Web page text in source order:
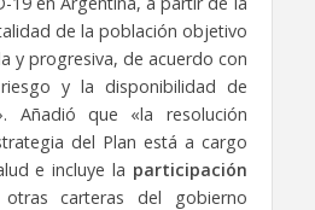
de la población objetivo
y progresiva, de acuerdo con
y la disponibilidad de
Añadió que «la resolución
del Plan está a cargo
e incluye la participación
carteras del gobierno